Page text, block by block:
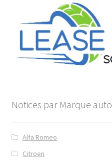
Notices par Marque auto
Alfa Romeo
Citroen